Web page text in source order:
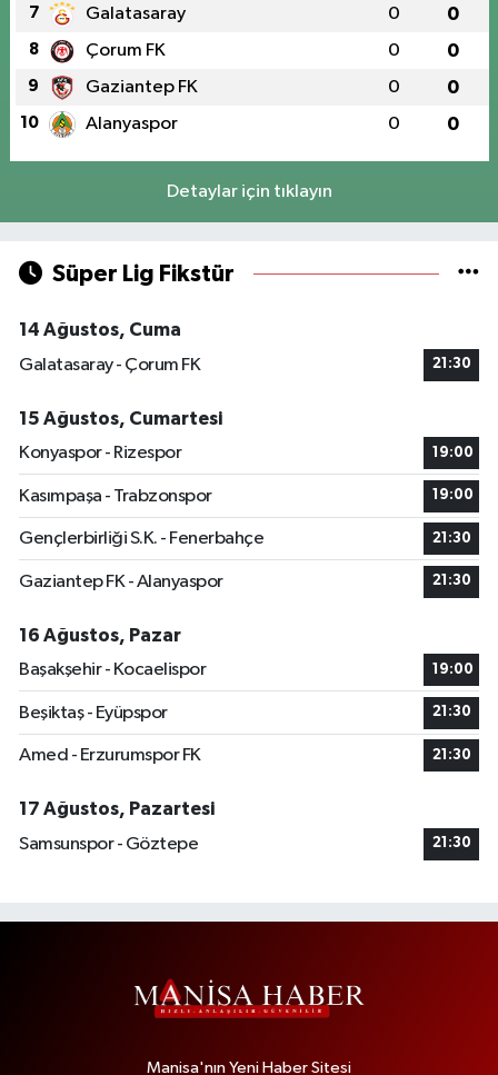
7 Galatasaray 0 0
8 Çorum FK 0 0
9 Gaziantep FK 0 0
10 Alanyaspor 0 0
Detaylar için tıklayın
Süper Lig Fikstür
14 Ağustos, Cuma
Galatasaray - Çorum FK
21:30
15 Ağustos, Cumartesi
Konyaspor - Rizespor
19:00
Kasımpaşa - Trabzonspor 19:00
Gençlerbirliği S.K. - Fenerbahçe 21:30
Gaziantep FK - Alanyaspor 21:30
16 Ağustos, Pazar
Başakşehir - Kocaelispor
19:00
Beşiktaş - Eyüpspor 21:30
Amed - Erzurumspor FK 21:30
17 Ağustos, Pazartesi
Samsunspor - Göztepe
21:30
Manisa'nın Yeni Haber Sitesi